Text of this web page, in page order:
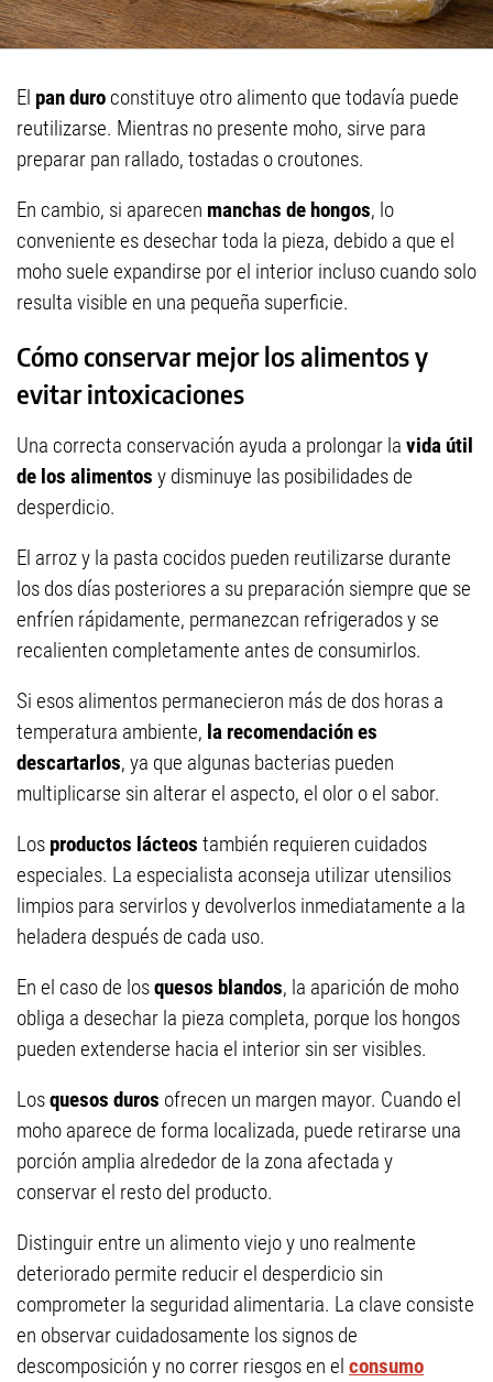
El pan duro constituye otro alimento que todavía puede
reutilizarse. Mientras no presente moho, sirve para
preparar pan rallado, tostadas o croutones.
En cambio, si aparecen manchas de hongos, lo
conveniente es desechar toda la pieza, debido a que el
moho suele expandirse por el interior incluso cuando solo
resulta visible en una pequeña superficie.
Cómo conservar mejor los alimentos y
evitar intoxicaciones
Una correcta conservación ayuda a prolongar la vida útil
de los alimentos y disminuye las posibilidades de
desperdicio.
El arroz y la pasta cocidos pueden reutilizarse durante
los dos días posteriores a su preparación siempre que se
enfríen rápidamente, permanezcan refrigerados y se
recalienten completamente antes de consumirlos.
Si esos alimentos permanecieron más de dos horas a
temperatura ambiente, la recomendación es
descartarlos, ya que algunas bacterias pueden
multiplicarse sin alterar el aspecto, el olor o el sabor.
Los productos lácteos también requieren cuidados
especiales. La especialista aconseja utilizar utensilios
limpios para servirlos y devolverlos inmediatamente a la
heladera después de cada uso.
En el caso de losquesos blandos, la aparición de moho
obliga a desechar la pieza completa, porque los hongos
pueden extenderse hacia el interior sin ser visibles.
Losquesos duros ofrecen un margen mayor. Cuando el
moho aparece de forma localizada, puede retirarse una
porción amplia alrededor de la zona afectada y
conservar el resto del producto.
Distinguir entre un alimento viejo y uno realmente
deteriorado permite reducir el desperdicio sin
comprometer la seguridad alimentaria. La clave consiste
en observar cuidadosamente los signos de
descomposición y no correr riesgos en el consumo